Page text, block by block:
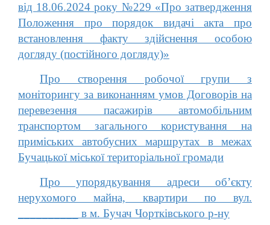
від 18.06.2024 року №229 «Про затвердження
Положення про порядок видачі акта про
встановлення факту здійснення особою
догляду (постійного догляду)»
Про створення робочої групи з
моніторингу за виконанням умов Договорів на
перевезення пасажирів автомобільним
транспортом загального користування на
приміських автобусних маршрутах в межах
Бучацької міської територіальної громади
Про упорядкування адреси об’єкту
нерухомого майна, квартири по вул.
__________ в м. Бучач Чортківського р-ну